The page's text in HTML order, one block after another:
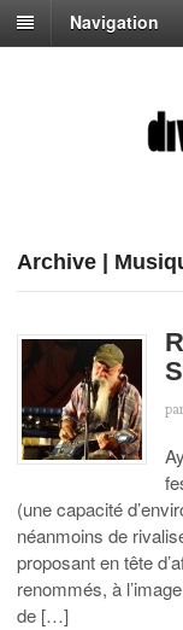
Navigation
Archive |
(une capacité
néanmoins de
proposant en tête
renommés, à
de […]